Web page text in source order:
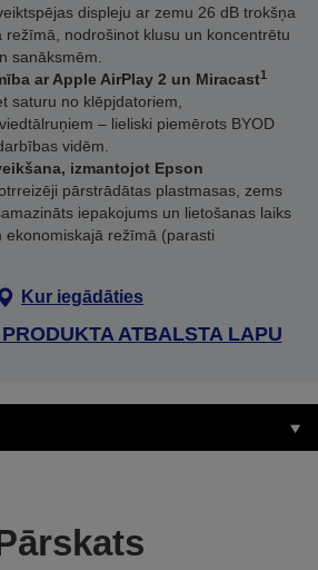
displeju ar zemu 26 dB trokšņa
režīmā, nodrošinot klusu un koncentrētu
sanāksmēm.
ar Apple AirPlay 2 un Miracast1
saturu no klēpjdatoriem,
– lieliski piemērots BYOD
vidēm.
izmantojot Epson
pārstrādātas plastmasas, zems
iepakojums un lietošanas laiks
ekonomiskajā režīmā (parasti
Kur iegādāties
ATBALSTA LAPU